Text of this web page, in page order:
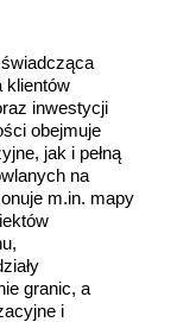
klientów
inwestycji
obejmuje
jak i pełną
na
m.in. mapy
granic, a
i